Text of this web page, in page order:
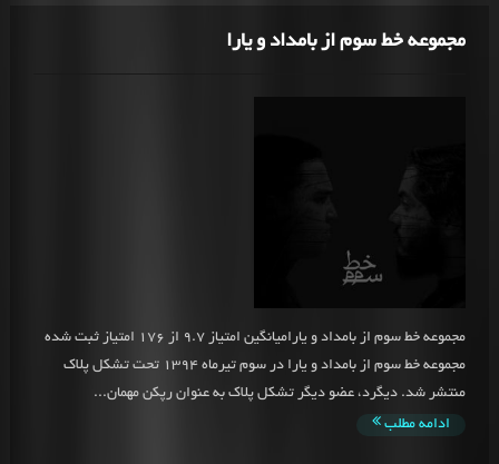
مجموعه خط سوم از بامداد و یارا
مجموعه خط سوم از بامداد و یارامیانگین امتیاز 9.7 از 176 امتیاز ثبت شده
مجموعه خط سوم از بامداد و یارا در سوم تیرماه 1394 تحت تشکل پلاک
منتشر شد. دیگرد، عضو دیگر تشکل پلاک به عنوان رپکن مهمان...
ادامه مطلب